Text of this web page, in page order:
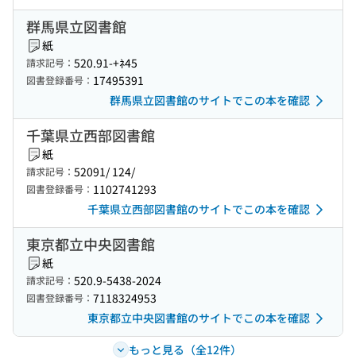
群馬県立図書館
紙
請求記号： 520.91-+ﾈ45
図書登録番号： 17495391
群馬県立図書館のサイトでこの本を確認
千葉県立西部図書館
紙
請求記号： 52091/ 124/
図書登録番号： 1102741293
千葉県立西部図書館のサイトでこの本を確認
東京都立中央図書館
紙
請求記号： 520.9-5438-2024
図書登録番号： 7118324953
東京都立中央図書館のサイトでこの本を確認
もっと見る（全12件）